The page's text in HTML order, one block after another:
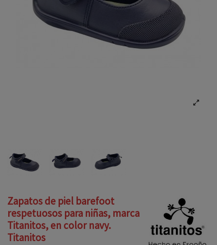
Zapatos de piel barefoot
respetuosos para niñas, marca
Titanitos, en color navy.
Titanitos